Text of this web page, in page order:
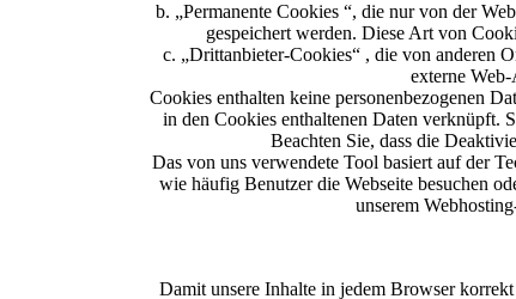
b. „Permanente Cookies “, die nur von der
gespeichert werden. Diese Art von
c. „Drittanbieter-Cookies“ , die von anderen
externe
Cookies enthalten keine personenbezogenen
in den Cookies enthaltenen Daten verknüpft.
Beachten Sie, dass die
Das von uns verwendete Tool basiert auf der
wie häufig Benutzer die Webseite besuchen
unserem
Damit unsere Inhalte in jedem Browser